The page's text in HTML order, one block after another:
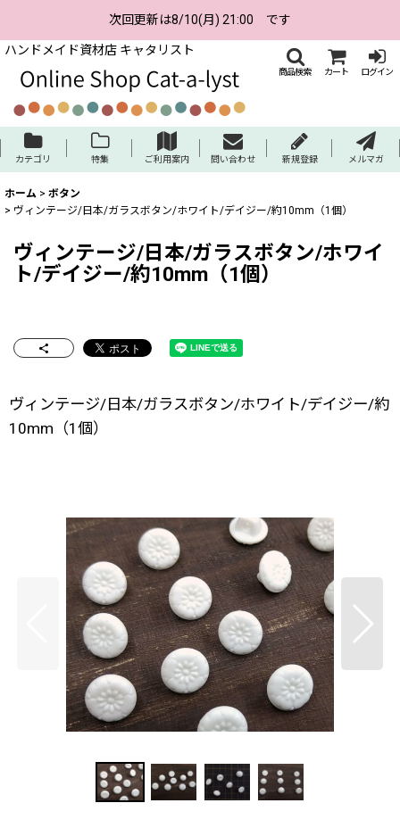
次回更新は8/10(月) 21:00 です
ハンドメイド資材店 キャタリスト
商品検索 カート ログイン
カテゴリ 特集 ご利用案内 問い合わせ 新規登録 メルマガ
ホーム > ボタン
> ヴィンテージ/日本/ガラスボタン/ホワイト/デイジー/約10mm（1個）
ヴィンテージ/日本/ガラスボタン/ホワイ
ト/デイジー/約10mm（1個）
ヴィンテージ/日本/ガラスボタン/ホワイト/デイジー/約
10mm（1個）